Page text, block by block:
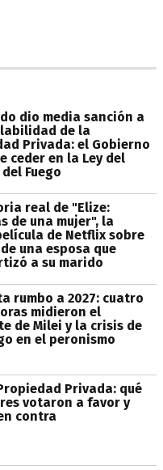
dio media sanción a
de la
Privada: el Gobierno
ceder en la Ley del
Fuego
real de "Elize:
de una mujer", la
de Netflix sobre
una esposa que
a su marido
rumbo a 2027: cuatro
midieron el
de Milei y la crisis de
en el peronismo
Privada: qué
votaron a favor y
contra